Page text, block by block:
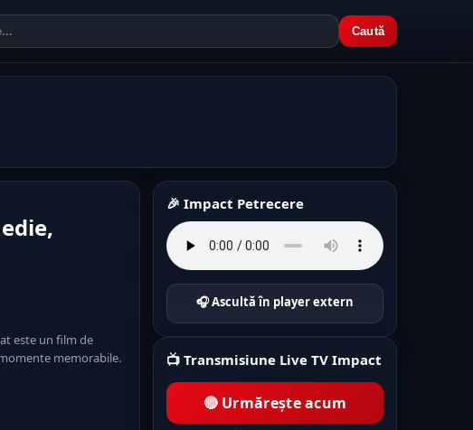
Caută
este un film de
memorabile.
🎉 Impact Petrecere
🎧 Ascultă în player extern
📺 Transmisiune Live TV Impact
🔴 Urmărește acum